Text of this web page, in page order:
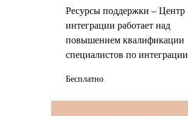
Ресурсы поддержки – Центр
интеграции работает над
повышением квалификации
специалистов по интеграции
Бесплатно